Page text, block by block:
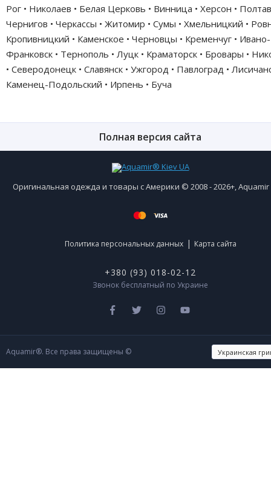
Рог • Николаев • Белая Церковь • Винница • Херсон •
Чернигов • Черкассы • Житомир • Сумы • Хмельницкий •
Кропивницкий • Каменское • Черновцы • Кременчуг • Ивано-
Франковск • Тернополь • Луцк • Краматорск • Бровары •
• Северодонецк • Славянск • Ужгород • Павлоград •
Каменец-Подольский • Ирпень • Буча
Полная версия сайта
Оригинальная одежда и товары с Америки © 2008 - 2026+,
Политика персональных данных | Карта сайта
+380 (93) 018-02-12
Звонок бесплатный по Украине
Aquamir®. Все права защищены ©